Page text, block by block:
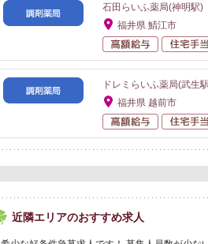
石田らいふ薬局(神明駅)
福井県 鯖江市
高額給与
ドレミらいふ薬局(武生
福井県 越前市
高額給与
近隣エリアのおすすめ求人